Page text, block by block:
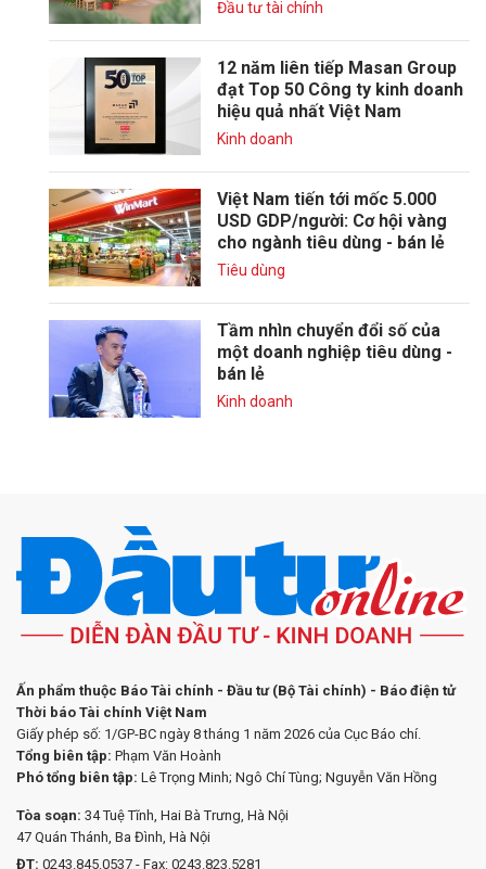
Đầu tư tài chính
12 năm liên tiếp Masan Group
đạt Top 50 Công ty kinh doanh
hiệu quả nhất Việt Nam
Kinh doanh
Việt Nam tiến tới mốc 5.000
USD GDP/người: Cơ hội vàng
cho ngành tiêu dùng - bán lẻ
Tiêu dùng
Tầm nhìn chuyển đổi số của
một doanh nghiệp tiêu dùng -
bán lẻ
Kinh doanh
Ấn phẩm thuộc Báo Tài chính - Đầu tư (Bộ Tài chính) - Báo điện tử
Thời báo Tài chính Việt Nam
Giấy phép số: 1/GP-BC ngày 8 tháng 1 năm 2026 của Cục Báo chí.
Tổng biên tập: Phạm Văn Hoành
Phó tổng biên tập: Lê Trọng Minh; Ngô Chí Tùng; Nguyễn Văn Hồng
Tòa soạn: 34 Tuệ Tĩnh, Hai Bà Trưng, Hà Nội
47 Quán Thánh, Ba Đình, Hà Nội
ĐT: 0243.845.0537 - Fax: 0243.823.5281